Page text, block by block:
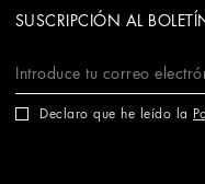
SUSCRIPCIÓN AL
Declaro que he leído la